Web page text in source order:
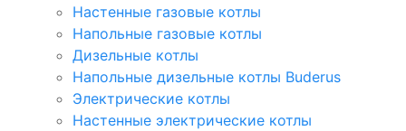
Настенные газовые котлы
Напольные газовые котлы
Дизельные котлы
Напольные дизельные котлы Buderus
Электрические котлы
Настенные электрические котлы